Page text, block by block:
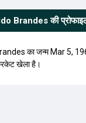
Brandes की
का जन्म Mar 5,
खेला है।